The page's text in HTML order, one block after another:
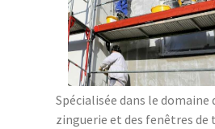
Spécialisée dans le domaine
zinguerie et des fenêtres de